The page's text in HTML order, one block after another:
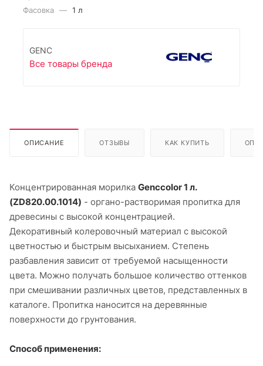
Фасовка — 1 л
GENC
Все товары бренда
ОПИСАНИЕ ОТЗЫВЫ КАК КУПИТЬ
Концентрированная морилка Genccolor 1 л.
(ZD820.00.1014) - органо-растворимая пропитка для
древесины с высокой концентрацией.
Декоративный колеровочный материал с высокой
цветностью и быстрым высыханием. Степень
разбавления зависит от требуемой насыщенности
цвета. Можно получать большое количество оттенков
при смешивании различных цветов, представленных в
каталоге. Пропитка наносится на деревянные
поверхности до грунтования.
Способ применения: